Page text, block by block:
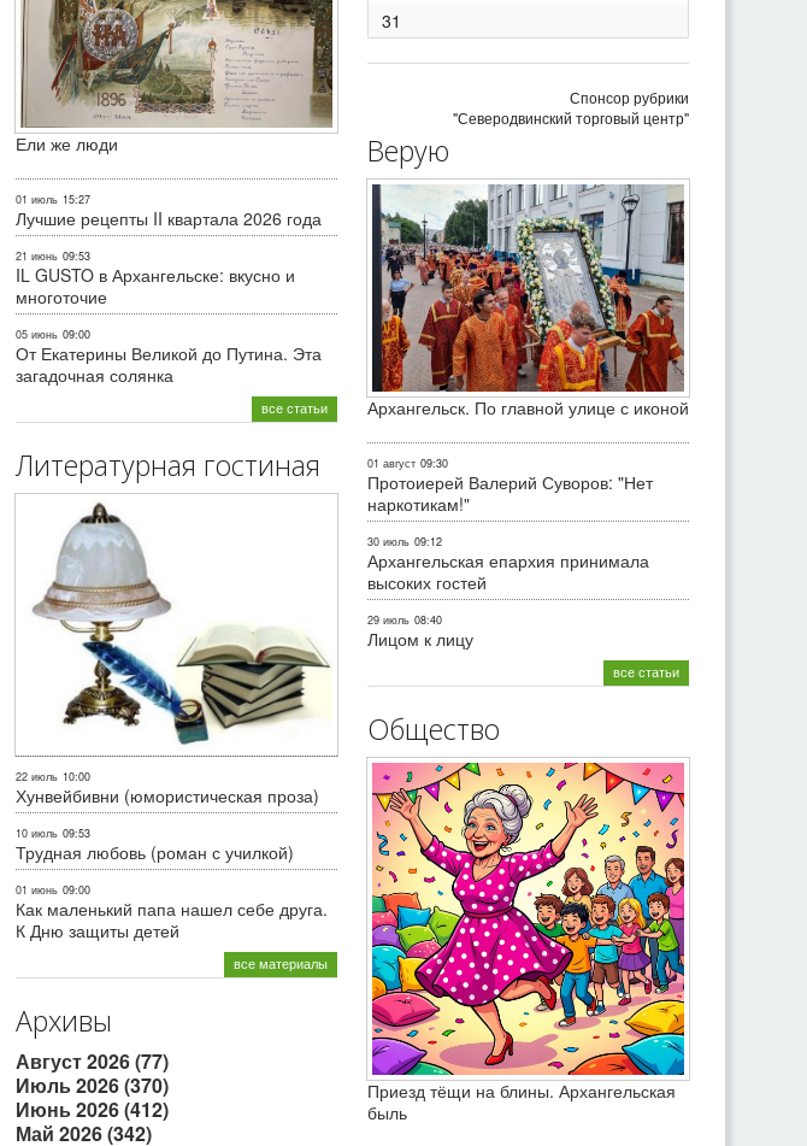
Ели же люди
01 июль 15:27
Лучшие рецепты II квартала 2026 года
21 июнь 09:53
IL GUSTO в Архангельске: вкусно и
многоточие
05 июнь 09:00
От Екатерины Великой до Путина. Эта
загадочная солянка
все статьи
Литературная гостиная
22 июль 10:00
Хунвейбивни (юмористическая проза)
10 июль 09:53
Трудная любовь (роман с училкой)
01 июнь 09:00
Как маленький папа нашел себе друга.
К Дню защиты детей
все материалы
Архивы
Август 2026 (77)
Июль 2026 (370)
Июнь 2026 (412)
Май 2026 (342)
31
Спонсор рубрики
"Северодвинский торговый центр"
Верую
Архангельск. По главной улице с иконой
01 август 09:30
Протоиерей Валерий Суворов: "Нет
наркотикам!"
30 июль 09:12
Архангельская епархия принимала
высоких гостей
29 июль 08:40
Лицом к лицу
все статьи
Общество
Приезд тёщи на блины. Архангельская
быль